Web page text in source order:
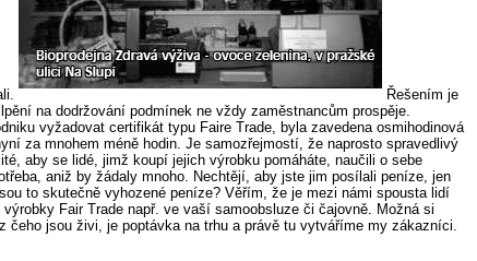
Řešením je
na dodržování podmínek ne vždy zaměstnancům prospěje.
vyžadovat certifikát typu Faire Trade, byla zavedena osmihodinová
za mnohem méně hodin. Je samozřejmostí, že naprosto spravedlivý
aby se lidé, jimž koupí jejich výrobku pomáháte, naučili o sebe
aniž by žádaly mnoho. Nechtějí, aby jste jim posílali peníze, jen
to skutečně vyhozené peníze? Věřím, že je mezi námi spousta lidí
Fair Trade např. ve vaší samoobsluze či čajovně. Možná si
jsou živi, je poptávka na trhu a právě tu vytváříme my zákazníci.